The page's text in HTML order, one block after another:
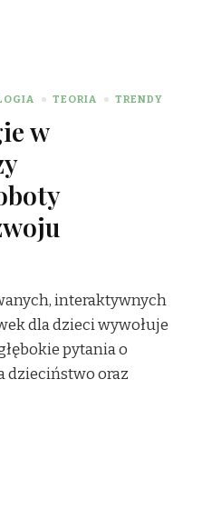
TEORIA TRENDY
w
interaktywnych
dla dzieci wywołuje
pytania o
dzieciństwo oraz